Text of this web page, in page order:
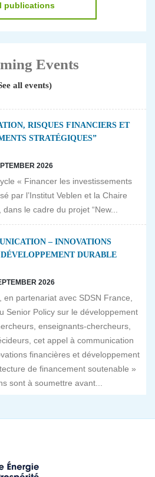
publications
Events
all events)
RISQUES FINANCIERS ET
STRATÉGIQUES”
2026
« Financer les investissements
par l’Institut Veblen et la Chaire
le cadre du projet “New...
– INNOVATIONS
DURABLE
2026
en partenariat avec SDSN France,
Senior Policy sur le développement
enseignants-chercheurs,
cet appel à communication
financières et développement
de financement soutenable »
sont à soumettre avant...